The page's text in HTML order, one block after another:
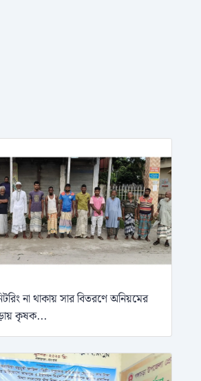
না থাকায় সার বিতরণে অনিয়মের
কৃষক...